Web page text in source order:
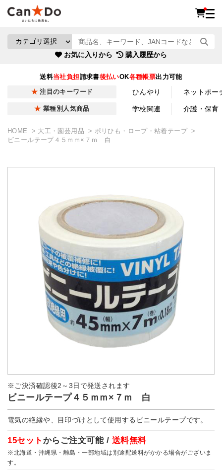
お気に入りから 購入履歴から
送料当社負担請求書後払いOK各種帳票出力可能
注目のキーワード ひんやり ネットポー
業種別人気商品 学校関連 介護・保育
HOME 大工・園芸用品
ポリひも・ロープ・粘着テープ
ビニールテープ４５ｍｍ×７ｍ 白
※ご決済確認後2～3日で発送されます
ビニールテープ４５ｍｍ×７ｍ 白
電気の絶縁や、目印づけとして使用するビニールテープです。
15セット からご注文可能 / 送料無料
※北海道・沖縄県・離島・一部地域は別途配送料がかかる場合がございま
す。